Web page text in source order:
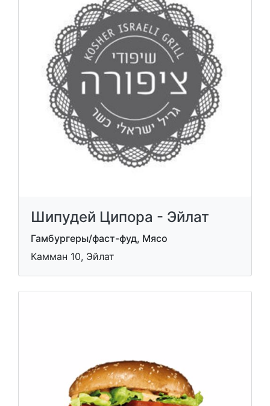
Шипудей Ципора - Эйлат
Гамбургеры/фаст-фуд, Мясо
Камман 10, Эйлат